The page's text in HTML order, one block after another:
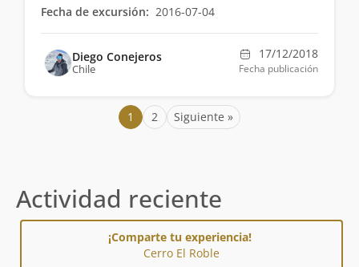
Fecha de excursión: 2016-07-04
Diego Conejeros
Chile
17/12/2018
Fecha publicación
1 2 Siguiente »
Actividad reciente
¡Comparte tu experiencia!
Cerro El Roble